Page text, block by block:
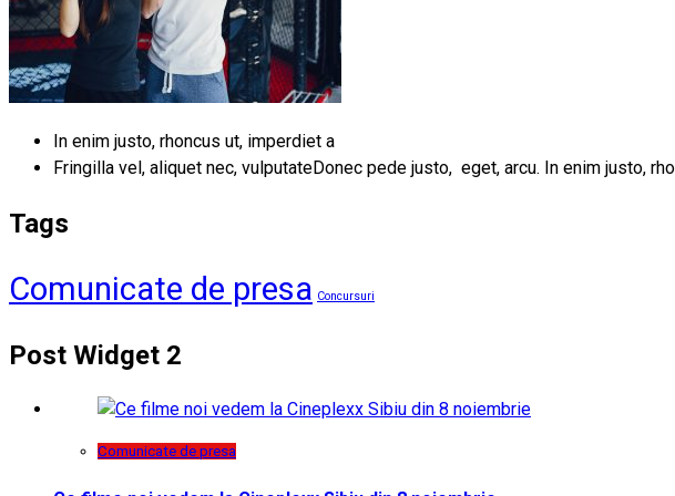
In enim justo, rhoncus ut, imperdiet a
Fringilla vel, aliquet nec, vulputateDonec pede justo, eget, arcu. In enim justo,
Tags
Comunicate de presa Concursuri
Post Widget 2
Comunicate de presa